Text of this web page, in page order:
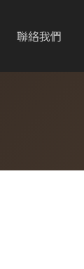
聯絡我們